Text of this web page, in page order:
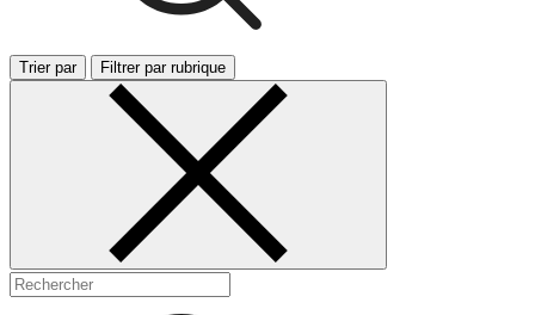
Trier par Filtrer par rubrique